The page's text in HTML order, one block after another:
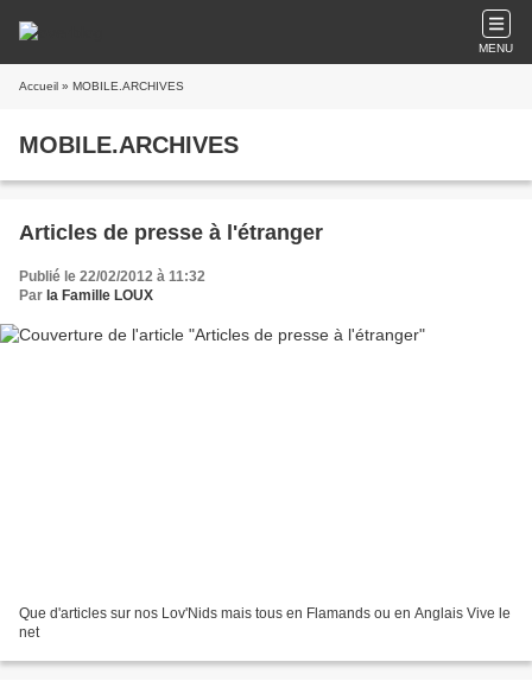
MENU
Accueil » MOBILE.ARCHIVES
MOBILE.ARCHIVES
Articles de presse à l'étranger
Publié le 22/02/2012 à 11:32
Par la Famille LOUX
Que d'articles sur nos Lov'Nids mais tous en Flamands ou en Anglais Vive le
net